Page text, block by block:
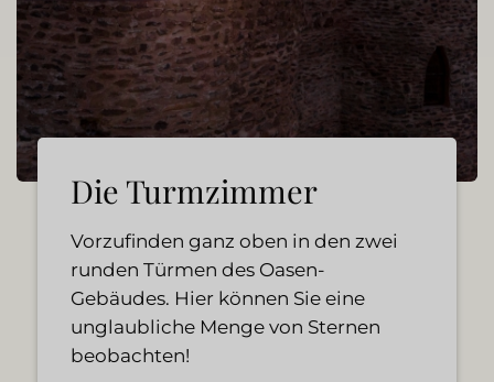
Die Turmzimmer
Vorzufinden ganz oben in den zwei
runden Türmen des Oasen-
Gebäudes. Hier können Sie eine
unglaubliche Menge von Sternen
beobachten!